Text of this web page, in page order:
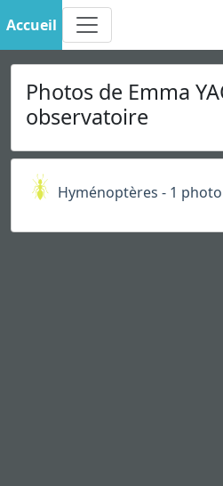
Accueil
Photos de Emma
observatoire
Hyménoptères - 1 photo